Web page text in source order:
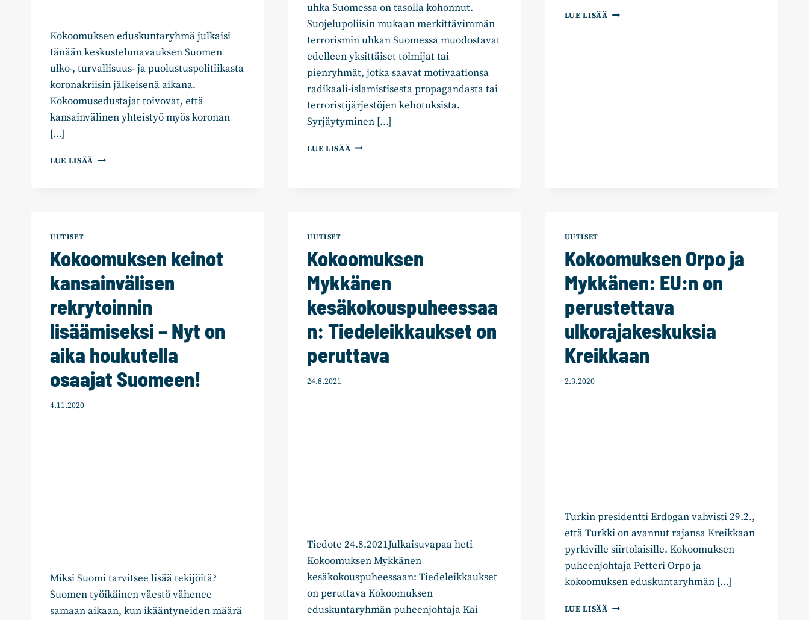
Kokoomuksen eduskuntaryhmä julkaisi
tänään keskustelunavauksen Suomen
ulko-, turvallisuus- ja puolustuspolitiikasta
koronakriisin jälkeisenä aikana.
Kokoomusedustajat toivovat, että
kansainvälinen yhteistyö myös koronan
[…]
LUE LISÄÄ KOKOOMUKSEN
–
RATKAISE
YKSIN
GLOBAALEJA
ONGELMIA”
uhka Suomessa on tasolla kohonnut.
Suojelupoliisin mukaan merkittävimmän
terrorismin uhkan Suomessa muodostavat
edelleen yksittäiset toimijat tai
pienryhmät, jotka saavat motivaationsa
radikaali-islamistisesta propagandasta tai
terroristijärjestöjen kehotuksista.
Syrjäytyminen […]
LUE LISÄÄ KOKOOMUKSEN
LUE LISÄÄ KOKOOMUKSEN
UUTISET
Kokoomuksen keinot
kansainvälisen
rekrytoinnin
lisäämiseksi – Nyt on
aika houkutella
osaajat Suomeen!
4.11.2020
Miksi Suomi tarvitsee lisää tekijöitä?
Suomen työikäinen väestö vähenee
samaan aikaan, kun ikääntyneiden määrä
UUTISET
Kokoomuksen
Mykkänen
kesäkokouspuheessaa
n: Tiedeleikkaukset on
peruttava
24.8.2021
Tiedote 24.8.2021Julkaisuvapaa heti
Kokoomuksen Mykkänen
kesäkokouspuheessaan: Tiedeleikkaukset
on peruttava Kokoomuksen
eduskuntaryhmän puheenjohtaja Kai
UUTISET
Kokoomuksen Orpo ja
Mykkänen: EU:n on
perustettava
ulkorajakeskuksia
Kreikkaan
2.3.2020
Turkin presidentti Erdogan vahvisti 29.2.,
että Turkki on avannut rajansa Kreikkaan
pyrkiville siirtolaisille. Kokoomuksen
puheenjohtaja Petteri Orpo ja
kokoomuksen eduskuntaryhmän […]
LUE LISÄÄ KOKOOMUKSEN